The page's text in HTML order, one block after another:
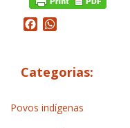
Facebook
Categorias:
Povos indígenas